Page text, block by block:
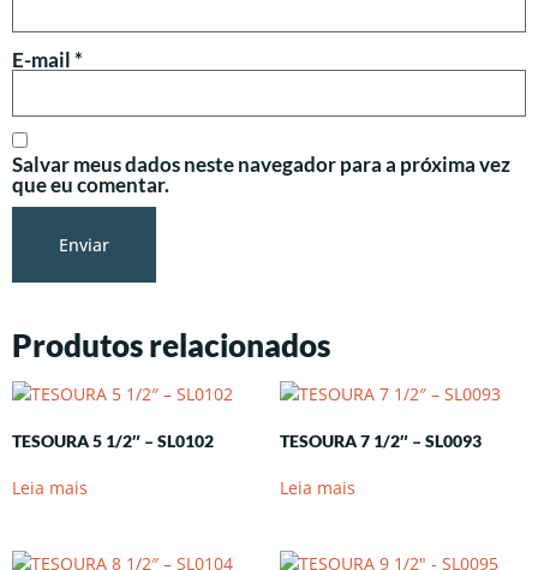
E-mail*
Salvar meus dados neste navegador para a próxima vez
que eu comentar.
Produtos relacionados
TESOURA 5 1/2″ – SL0102
Leia mais
TESOURA 7 1/2″ – SL0093
Leia mais